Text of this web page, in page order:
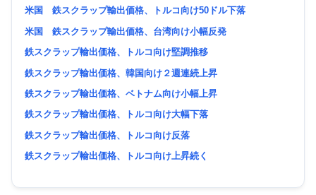
米国 鉄スクラップ輸出価格、トルコ向け50ドル下落
米国 鉄スクラップ輸出価格、台湾向け小幅反発
鉄スクラップ輸出価格、トルコ向け堅調推移
鉄スクラップ輸出価格、韓国向け２週連続上昇
鉄スクラップ輸出価格、ベトナム向け小幅上昇
鉄スクラップ輸出価格、トルコ向け大幅下落
鉄スクラップ輸出価格、トルコ向け反落
鉄スクラップ輸出価格、トルコ向け上昇続く